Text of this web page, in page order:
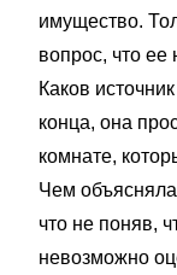
имущество.
вопрос, что ее
Каков
конца, она
комнате,
Чем
что не поняв,
невозможно